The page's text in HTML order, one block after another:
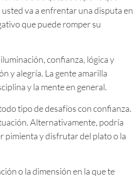
va a enfrentar una disputa en
que puede romper su
confianza, lógica y
y alegría. La gente amarilla
y la mente en general.
tipo de desafíos con confianza.
Alternativamente, podría
pimienta y disfrutar del plato o la
o la dimensión en la que te